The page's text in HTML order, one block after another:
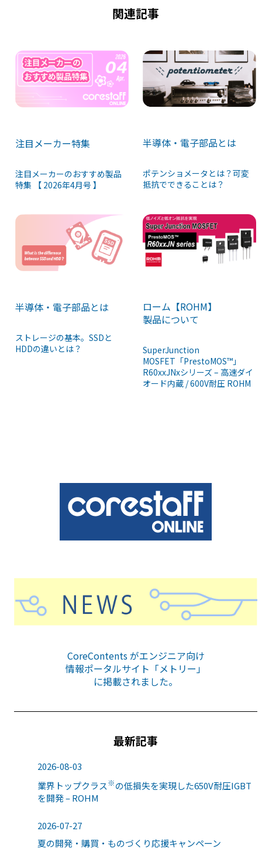
関連記事
注目メーカー特集
注目メーカーのおすすめ製品
特集 【 2026年4月号 】
半導体・電子部品とは
ポテンショメータとは？可変
抵抗でできることは？
半導体・電子部品とは
ストレージの基本。SSDと
HDDの違いとは？
ローム【ROHM】
製品について
SuperJunction
MOSFET「PrestoMOS™」
R60xxJNxシリーズ – 高速ダイ
オード内蔵 / 600V耐圧 ROHM
CoreContents がエンジニア向け
情報ポータルサイト「メトリー」
に掲載されました。
最新記事
2026-08-03
業界トップクラス※の低損失を実現した650V耐圧IGBT
を開発 – ROHM
2026-07-27
夏の開発・購買・ものづくり応援キャンペーン